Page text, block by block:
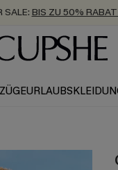
BIS ZU -20% EXTRA
VERSAND AB 89 €